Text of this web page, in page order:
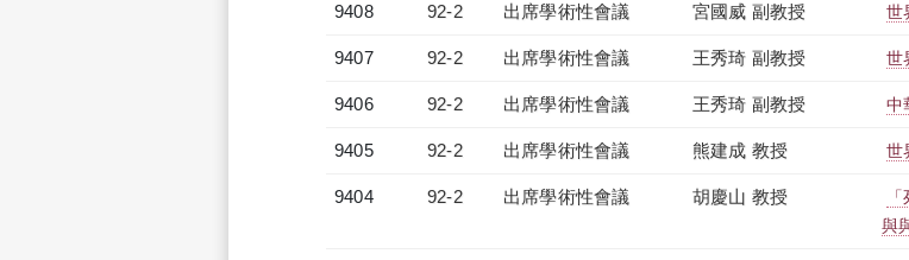
9408 92-2 出席學術性會議 宮國威 副教授 世
9407 92-2 出席學術性會議 王秀琦 副教授 世
9406 92-2 出席學術性會議 王秀琦 副教授 中
9405 92-2 出席學術性會議 熊建成 教授 世
9404 92-2 出席學術性會議 胡慶山 教授
與